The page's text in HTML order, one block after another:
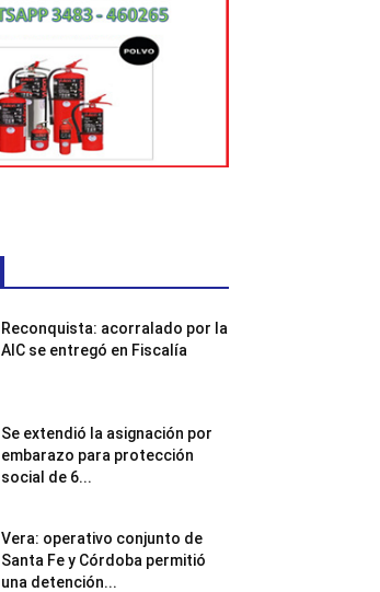
Reconquista: acorralado por la
AIC se entregó en Fiscalía
Se extendió la asignación por
embarazo para protección
social de 6...
Vera: operativo conjunto de
Santa Fe y Córdoba permitió
una detención...